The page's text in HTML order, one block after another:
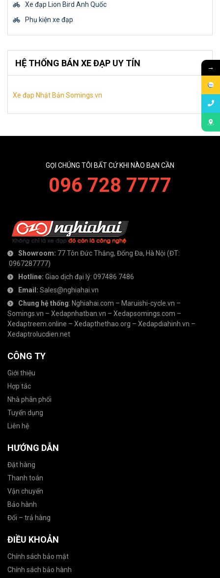
Xe đạp Lion Bird Anh Quốc
Phụ kiện xe đạp
HỆ THỐNG BÁN XE ĐẠP UY TÍN
Xe đạp Nhật Bản Somings.vn
GỌI CHÚNG TÔI BẤT CỨ KHI NÀO BẠN CẦN
096 728 7777
Showroom: 77 Tôn Đức Thắng, Đống Đa, Hà Nội (ĐT:
0967287777)
Hotline: Giao dịch đại lý: 097486 7486
Email: Sales@nghiahai.vn
Chung hệ thống: Nghiahai.com – Maruishi-cycle.vn –
Somings.vn – Xedapnhatban.vn – Xedapsomings.com –
Xedaptreem.online – Xedapthethao.org – Xedapdiahinh.vn –
Xedaptrolucdien.net
CÔNG TY
Giới thiệu
Hợp tác
Nhà phân phối
Tuyển dụng
Liên hệ
HƯỚNG DẪN
Đặt hàng
Thanh toán
Vận chuyển
Bảo hành
Đổi – trả hàng
ĐIỀU KHOẢN
Chính sách bảo mật
Chính sách bảo hành
→